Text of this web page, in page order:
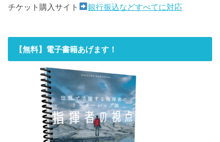
チケット購入サイト
銀行振込などすべてに対応
【無料】電子書籍あげます！